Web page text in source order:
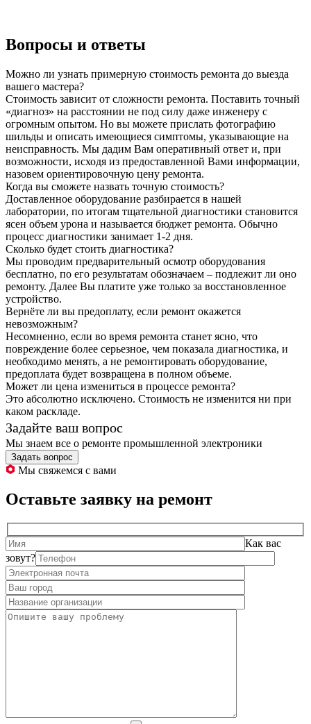
Вопросы и ответы
Можно ли узнать примерную стоимость ремонта до выезда
вашего мастера?
Стоимость зависит от сложности ремонта. Поставить точный
«диагноз» на расстоянии не под силу даже инженеру с
огромным опытом. Но вы можете прислать фотографию
шильды и описать имеющиеся симптомы, указывающие на
неисправность. Мы дадим Вам оперативный ответ и, при
возможности, исходя из предоставленной Вами информации,
назовем ориентировочную цену ремонта.
Когда вы сможете назвать точную стоимость?
Доставленное оборудование разбирается в нашей
лаборатории, по итогам тщательной диагностики становится
ясен объем урона и называется бюджет ремонта. Обычно
процесс диагностики занимает 1-2 дня.
Сколько будет стоить диагностика?
Мы проводим предварительный осмотр оборудования
бесплатно, по его результатам обозначаем – подлежит ли оно
ремонту. Далее Вы платите уже только за восстановленное
устройство.
Вернёте ли вы предоплату, если ремонт окажется
невозможным?
Несомненно, если во время ремонта станет ясно, что
повреждение более серьезное, чем показала диагностика, и
необходимо менять, а не ремонтировать оборудование,
предоплата будет возвращена в полном объеме.
Может ли цена измениться в процессе ремонта?
Это абсолютно исключено. Стоимость не изменится ни при
каком раскладе.
Задайте ваш вопрос
Мы знаем все о ремонте промышленной электроники
Задать вопрос
Мы свяжемся с вами
Оставьте заявку на ремонт
Как вас
зовут?